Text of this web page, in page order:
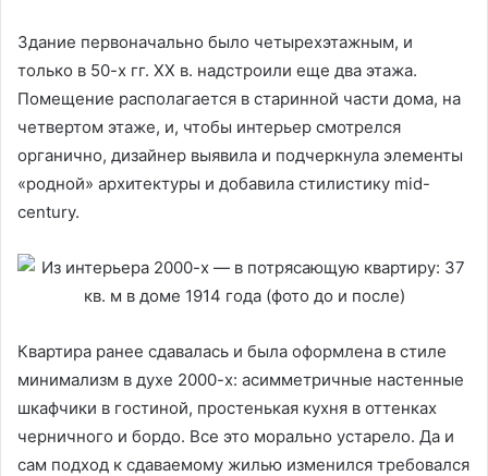
Здание первоначально было четырехэтажным, и
только в 50-х гг. ХХ в. надстроили еще два этажа.
Помещение располагается в старинной части дома, на
четвертом этаже, и, чтобы интерьер смотрелся
органично, дизайнер выявила и подчеркнула элементы
«родной» архитектуры и добавила стилистику mid-
century.
Квартира ранее сдавалась и была оформлена в стиле
минимализм в духе 2000-х: асимметричные настенные
шкафчики в гостиной, простенькая кухня в оттенках
черничного и бордо. Все это морально устарело. Да и
сам подход к сдаваемому жилью изменился требовался